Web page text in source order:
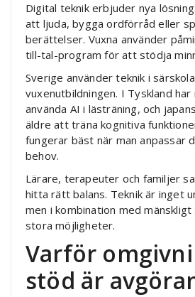
Digital teknik erbjuder nya
att ljuda, bygga ordförråd eller
berättelser. Vuxna använder
till-tal-program för att stödja
Sverige använder teknik i
vuxenutbildningen. I Tyskland
använda AI i lästräning, och
äldre att träna kognitiva
fungerar bäst när man anpassar
behov.
Lärare, terapeuter och familjer
hitta rätt balans. Teknik är inget
men i kombination med
stora möjligheter.
Varför
stöd är